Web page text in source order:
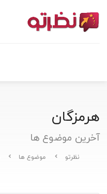
هرمزگان
آخرین موضوع ها
نظرتو موضوع ها